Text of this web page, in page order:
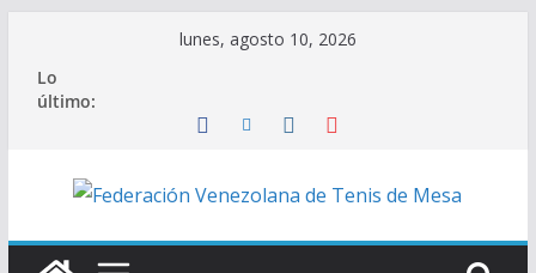
contenido
lunes, agosto 10, 2026
Lo
último: